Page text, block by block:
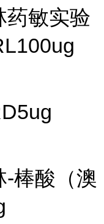
药敏实验
-棒酸（澳